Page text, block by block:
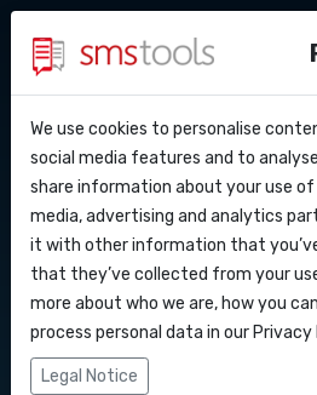
API Docs
Webhooks
Integraties
Zapier
Waarom smstools?
Blog
Service level agreement
Contact
Een offerte aanvragen
Bulk SMS
Bulk SMS versturen naar
We use cookies to personalise
social media features and to
share information about your use of
media, advertising and analytics
it with other information that
that they’ve collected from your
more about who we are, how you
process personal data in our Privacy
Legal Notice